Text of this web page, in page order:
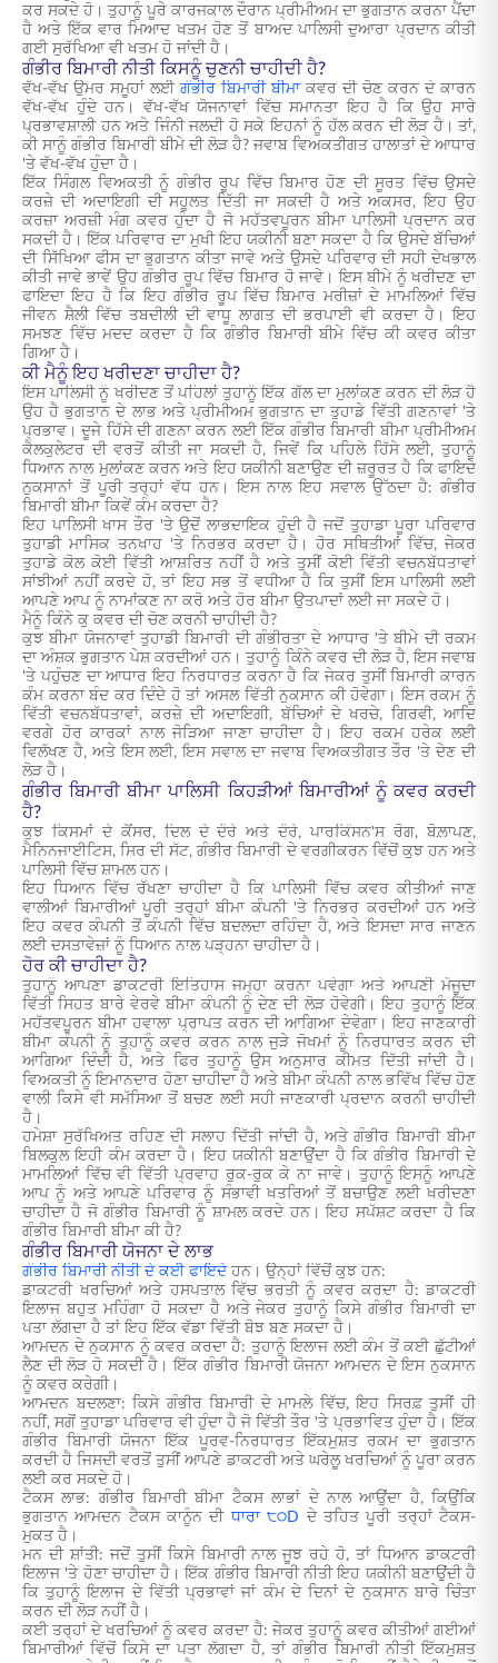
ਕਰ ਸਕਦੇ ਹੋ। ਤੁਹਾਨੂੰ ਪੂਰੇ ਕਾਰਜਕਾਲ ਦੌਰਾਨ ਪ੍ਰੀਮੀਅਮ ਦਾ ਭੁਗਤਾਨ ਕਰਨਾ ਪੈਂਦਾ
ਹੈ ਅਤੇ ਇੱਕ ਵਾਰ ਮਿਆਦ ਖਤਮ ਹੋਣ ਤੋਂ ਬਾਅਦ ਪਾਲਿਸੀ ਦੁਆਰਾ ਪ੍ਰਦਾਨ ਕੀਤੀ
ਗਈ ਸੁਰੱਖਿਆ ਵੀ ਖਤਮ ਹੋ ਜਾਂਦੀ ਹੈ।
ਗੰਭੀਰ ਬਿਮਾਰੀ ਨੀਤੀ ਕਿਸਨੂੰ ਚੁਣਨੀ ਚਾਹੀਦੀ ਹੈ?
ਵੱਖ-ਵੱਖ ਉਮਰ ਸਮੂਹਾਂ ਲਈ ਗੰਭੀਰ ਬਿਮਾਰੀ ਬੀਮਾਕਵਰ ਦੀ ਚੋਣ ਕਰਨ ਦੇ ਕਾਰਨ
ਵੱਖ-ਵੱਖ ਹੁੰਦੇ ਹਨ। ਵੱਖ-ਵੱਖ ਯੋਜਨਾਵਾਂ ਵਿੱਚ ਸਮਾਨਤਾ ਇਹ ਹੈ ਕਿ ਉਹ ਸਾਰੇ
ਪ੍ਰਭਾਵਸ਼ਾਲੀ ਹਨ ਅਤੇ ਜਿੰਨੀ ਜਲਦੀ ਹੋ ਸਕੇ ਇਹਨਾਂ ਨੂੰ ਹੱਲ ਕਰਨ ਦੀ ਲੋੜ ਹੈ। ਤਾਂ,
ਕੀ ਸਾਨੂੰ ਗੰਭੀਰ ਬਿਮਾਰੀ ਬੀਮੇ ਦੀ ਲੋੜ ਹੈ? ਜਵਾਬ ਵਿਅਕਤੀਗਤ ਹਾਲਾਤਾਂ ਦੇ ਆਧਾਰ
'ਤੇ ਵੱਖ-ਵੱਖ ਹੁੰਦਾ ਹੈ।
ਇੱਕ ਸਿੰਗਲ ਵਿਅਕਤੀ ਨੂੰ ਗੰਭੀਰ ਰੂਪ ਵਿੱਚ ਬਿਮਾਰ ਹੋਣ ਦੀ ਸੂਰਤ ਵਿੱਚ ਉਸਦੇ
ਕਰਜ਼ੇ ਦੀ ਅਦਾਇਗੀ ਦੀ ਸਹੂਲਤ ਦਿੱਤੀ ਜਾ ਸਕਦੀ ਹੈ ਅਤੇ ਅਕਸਰ, ਇਹ ਉਹ
ਕਰਜ਼ਾ ਅਰਜ਼ੀ ਮੰਗ ਕਵਰ ਹੁੰਦਾ ਹੈ ਜੋ ਮਹੱਤਵਪੂਰਨ ਬੀਮਾ ਪਾਲਿਸੀ ਪ੍ਰਦਾਨ ਕਰ
ਸਕਦੀ ਹੈ। ਇੱਕ ਪਰਿਵਾਰ ਦਾ ਮੁਖੀ ਇਹ ਯਕੀਨੀ ਬਣਾ ਸਕਦਾ ਹੈ ਕਿ ਉਸਦੇ ਬੱਚਿਆਂ
ਦੀ ਸਿੱਖਿਆ ਫੀਸ ਦਾ ਭੁਗਤਾਨ ਕੀਤਾ ਜਾਵੇ ਅਤੇ ਉਸਦੇ ਪਰਿਵਾਰ ਦੀ ਸਹੀ ਦੇਖਭਾਲ
ਕੀਤੀ ਜਾਵੇ ਭਾਵੇਂ ਉਹ ਗੰਭੀਰ ਰੂਪ ਵਿੱਚ ਬਿਮਾਰ ਹੋ ਜਾਵੇ। ਇਸ ਬੀਮੇ ਨੂੰ ਖਰੀਦਣ ਦਾ
ਫਾਇਦਾ ਇਹ ਹੈ ਕਿ ਇਹ ਗੰਭੀਰ ਰੂਪ ਵਿੱਚ ਬਿਮਾਰ ਮਰੀਜ਼ਾਂ ਦੇ ਮਾਮਲਿਆਂ ਵਿੱਚ
ਜੀਵਨ ਸ਼ੈਲੀ ਵਿੱਚ ਤਬਦੀਲੀ ਦੀ ਵਾਧੂ ਲਾਗਤ ਦੀ ਭਰਪਾਈ ਵੀ ਕਰਦਾ ਹੈ। ਇਹ
ਸਮਝਣ ਵਿੱਚ ਮਦਦ ਕਰਦਾ ਹੈ ਕਿ ਗੰਭੀਰ ਬਿਮਾਰੀ ਬੀਮੇ ਵਿੱਚ ਕੀ ਕਵਰ ਕੀਤਾ
ਗਿਆ ਹੈ।
ਕੀ ਮੈਨੂੰ ਇਹ ਖਰੀਦਣਾ ਚਾਹੀਦਾ ਹੈ?
ਇਸ ਪਾਲਿਸੀ ਨੂੰ ਖਰੀਦਣ ਤੋਂ ਪਹਿਲਾਂ ਤੁਹਾਨੂੰ ਇੱਕ ਗੱਲ ਦਾ ਮੁਲਾਂਕਣ ਕਰਨ ਦੀ ਲੋੜ ਹੈ
ਉਹ ਹੈ ਭੁਗਤਾਨ ਦੇ ਲਾਭ ਅਤੇ ਪ੍ਰੀਮੀਅਮ ਭੁਗਤਾਨ ਦਾ ਤੁਹਾਡੇ ਵਿੱਤੀ ਗਣਨਾਵਾਂ 'ਤੇ
ਪ੍ਰਭਾਵ। ਦੂਜੇ ਹਿੱਸੇ ਦੀ ਗਣਨਾ ਕਰਨ ਲਈ ਇੱਕ ਗੰਭੀਰ ਬਿਮਾਰੀ ਬੀਮਾ ਪ੍ਰੀਮੀਅਮ
ਕੈਲਕੁਲੇਟਰ ਦੀ ਵਰਤੋਂ ਕੀਤੀ ਜਾ ਸਕਦੀ ਹੈ, ਜਿਵੇਂ ਕਿ ਪਹਿਲੇ ਹਿੱਸੇ ਲਈ, ਤੁਹਾਨੂੰ
ਧਿਆਨ ਨਾਲ ਮੁਲਾਂਕਣ ਕਰਨ ਅਤੇ ਇਹ ਯਕੀਨੀ ਬਣਾਉਣ ਦੀ ਜ਼ਰੂਰਤ ਹੈ ਕਿ ਫਾਇਦੇ
ਨੁਕਸਾਨਾਂ ਤੋਂ ਪੂਰੀ ਤਰ੍ਹਾਂ ਵੱਧ ਹਨ। ਇਸ ਨਾਲ ਇਹ ਸਵਾਲ ਉੱਠਦਾ ਹੈ: ਗੰਭੀਰ
ਬਿਮਾਰੀ ਬੀਮਾ ਕਿਵੇਂ ਕੰਮ ਕਰਦਾ ਹੈ?
ਇਹ ਪਾਲਿਸੀ ਖਾਸ ਤੌਰ 'ਤੇ ਉਦੋਂ ਲਾਭਦਾਇਕ ਹੁੰਦੀ ਹੈ ਜਦੋਂ ਤੁਹਾਡਾ ਪੂਰਾ ਪਰਿਵਾਰ
ਤੁਹਾਡੀ ਮਾਸਿਕ ਤਨਖਾਹ 'ਤੇ ਨਿਰਭਰ ਕਰਦਾ ਹੈ। ਹੋਰ ਸਥਿਤੀਆਂ ਵਿੱਚ, ਜੇਕਰ
ਤੁਹਾਡੇ ਕੋਲ ਕੋਈ ਵਿੱਤੀ ਆਸ਼ਰਿਤ ਨਹੀਂ ਹੈ ਅਤੇ ਤੁਸੀਂ ਕੋਈ ਵਿੱਤੀ ਵਚਨਬੱਧਤਾਵਾਂ
ਸਾਂਝੀਆਂ ਨਹੀਂ ਕਰਦੇ ਹੋ, ਤਾਂ ਇਹ ਸਭ ਤੋਂ ਵਧੀਆ ਹੈ ਕਿ ਤੁਸੀਂ ਇਸ ਪਾਲਿਸੀ ਲਈ
ਆਪਣੇ ਆਪ ਨੂੰ ਨਾਮਾਂਕਣ ਨਾ ਕਰੋ ਅਤੇ ਹੋਰ ਬੀਮਾ ਉਤਪਾਦਾਂ ਲਈ ਜਾ ਸਕਦੇ ਹੋ।
ਮੈਨੂੰ ਕਿੰਨੇ ਕੁ ਕਵਰ ਦੀ ਚੋਣ ਕਰਨੀ ਚਾਹੀਦੀ ਹੈ?
ਕੁਝ ਬੀਮਾ ਯੋਜਨਾਵਾਂ ਤੁਹਾਡੀ ਬਿਮਾਰੀ ਦੀ ਗੰਭੀਰਤਾ ਦੇ ਆਧਾਰ 'ਤੇ ਬੀਮੇ ਦੀ ਰਕਮ
ਦਾ ਅੰਸ਼ਕ ਭੁਗਤਾਨ ਪੇਸ਼ ਕਰਦੀਆਂ ਹਨ। ਤੁਹਾਨੂੰ ਕਿੰਨੇ ਕਵਰ ਦੀ ਲੋੜ ਹੈ, ਇਸ ਜਵਾਬ
'ਤੇ ਪਹੁੰਚਣ ਦਾ ਆਧਾਰ ਇਹ ਨਿਰਧਾਰਤ ਕਰਨਾ ਹੈ ਕਿ ਜੇਕਰ ਤੁਸੀਂ ਬਿਮਾਰੀ ਕਾਰਨ
ਕੰਮ ਕਰਨਾ ਬੰਦ ਕਰ ਦਿੰਦੇ ਹੋ ਤਾਂ ਅਸਲ ਵਿੱਤੀ ਨੁਕਸਾਨ ਕੀ ਹੋਵੇਗਾ। ਇਸ ਰਕਮ ਨੂੰ
ਵਿੱਤੀ ਵਚਨਬੱਧਤਾਵਾਂ, ਕਰਜ਼ੇ ਦੀ ਅਦਾਇਗੀ, ਬੱਚਿਆਂ ਦੇ ਖਰਚੇ, ਗਿਰਵੀ, ਆਦਿ
ਵਰਗੇ ਹੋਰ ਕਾਰਕਾਂ ਨਾਲ ਜੋੜਿਆ ਜਾਣਾ ਚਾਹੀਦਾ ਹੈ। ਇਹ ਰਕਮ ਹਰੇਕ ਲਈ
ਵਿਲੱਖਣ ਹੈ, ਅਤੇ ਇਸ ਲਈ, ਇਸ ਸਵਾਲ ਦਾ ਜਵਾਬ ਵਿਅਕਤੀਗਤ ਤੌਰ 'ਤੇ ਦੇਣ ਦੀ
ਲੋੜ ਹੈ।
ਗੰਭੀਰ ਬਿਮਾਰੀ ਬੀਮਾ ਪਾਲਿਸੀ ਕਿਹੜੀਆਂ ਬਿਮਾਰੀਆਂ ਨੂੰ ਕਵਰ ਕਰਦੀ
ਹੈ?
ਕੁਝ ਕਿਸਮਾਂ ਦੇ ਕੈਂਸਰ, ਦਿਲ ਦੇ ਦੌਰੇ ਅਤੇ ਦੌਰੇ, ਪਾਰਕਿੰਸਨ'ਸ ਰੋਗ, ਬੋਲ਼ਾਪਣ,
ਮੈਨਿਨਜਾਈਟਿਸ, ਸਿਰ ਦੀ ਸੱਟ, ਗੰਭੀਰ ਬਿਮਾਰੀ ਦੇ ਵਰਗੀਕਰਨ ਵਿੱਚੋਂ ਕੁਝ ਹਨ ਅਤੇ
ਪਾਲਿਸੀ ਵਿੱਚ ਸ਼ਾਮਲ ਹਨ।
ਇਹ ਧਿਆਨ ਵਿੱਚ ਰੱਖਣਾ ਚਾਹੀਦਾ ਹੈ ਕਿ ਪਾਲਿਸੀ ਵਿੱਚ ਕਵਰ ਕੀਤੀਆਂ ਜਾਣ
ਵਾਲੀਆਂ ਬਿਮਾਰੀਆਂ ਪੂਰੀ ਤਰ੍ਹਾਂ ਬੀਮਾ ਕੰਪਨੀ 'ਤੇ ਨਿਰਭਰ ਕਰਦੀਆਂ ਹਨ ਅਤੇ
ਇਹ ਕਵਰ ਕੰਪਨੀ ਤੋਂ ਕੰਪਨੀ ਵਿੱਚ ਬਦਲਦਾ ਰਹਿੰਦਾ ਹੈ, ਅਤੇ ਇਸਦਾ ਸਾਰ ਜਾਣਨ
ਲਈ ਦਸਤਾਵੇਜ਼ਾਂ ਨੂੰ ਧਿਆਨ ਨਾਲ ਪੜ੍ਹਨਾ ਚਾਹੀਦਾ ਹੈ।
ਹੋਰ ਕੀ ਚਾਹੀਦਾ ਹੈ?
ਤੁਹਾਨੂੰ ਆਪਣਾ ਡਾਕਟਰੀ ਇਤਿਹਾਸ ਜਮ੍ਹਾ ਕਰਨਾ ਪਵੇਗਾ ਅਤੇ ਆਪਣੀ ਮੌਜੂਦਾ
ਵਿੱਤੀ ਸਿਹਤ ਬਾਰੇ ਵੇਰਵੇ ਬੀਮਾ ਕੰਪਨੀ ਨੂੰ ਦੇਣ ਦੀ ਲੋੜ ਹੋਵੇਗੀ। ਇਹ ਤੁਹਾਨੂੰ ਇੱਕ
ਮਹੱਤਵਪੂਰਨ ਬੀਮਾ ਹਵਾਲਾ ਪ੍ਰਾਪਤ ਕਰਨ ਦੀ ਆਗਿਆ ਦੇਵੇਗਾ। ਇਹ ਜਾਣਕਾਰੀ
ਬੀਮਾ ਕੰਪਨੀ ਨੂੰ ਤੁਹਾਨੂੰ ਕਵਰ ਕਰਨ ਨਾਲ ਜੁੜੇ ਜੋਖਮਾਂ ਨੂੰ ਨਿਰਧਾਰਤ ਕਰਨ ਦੀ
ਆਗਿਆ ਦਿੰਦੀ ਹੈ, ਅਤੇ ਫਿਰ ਤੁਹਾਨੂੰ ਉਸ ਅਨੁਸਾਰ ਕੀਮਤ ਦਿੱਤੀ ਜਾਂਦੀ ਹੈ।
ਵਿਅਕਤੀ ਨੂੰ ਇਮਾਨਦਾਰ ਹੋਣਾ ਚਾਹੀਦਾ ਹੈ ਅਤੇ ਬੀਮਾ ਕੰਪਨੀ ਨਾਲ ਭਵਿੱਖ ਵਿੱਚ ਹੋਣ
ਵਾਲੀ ਕਿਸੇ ਵੀ ਸਮੱਸਿਆ ਤੋਂ ਬਚਣ ਲਈ ਸਹੀ ਜਾਣਕਾਰੀ ਪ੍ਰਦਾਨ ਕਰਨੀ ਚਾਹੀਦੀ
ਹੈ।
ਹਮੇਸ਼ਾ ਸੁਰੱਖਿਅਤ ਰਹਿਣ ਦੀ ਸਲਾਹ ਦਿੱਤੀ ਜਾਂਦੀ ਹੈ, ਅਤੇ ਗੰਭੀਰ ਬਿਮਾਰੀ ਬੀਮਾ
ਬਿਲਕੁਲ ਇਹੀ ਕੰਮ ਕਰਦਾ ਹੈ। ਇਹ ਯਕੀਨੀ ਬਣਾਉਂਦਾ ਹੈ ਕਿ ਗੰਭੀਰ ਬਿਮਾਰੀ ਦੇ
ਮਾਮਲਿਆਂ ਵਿੱਚ ਵੀ ਵਿੱਤੀ ਪ੍ਰਵਾਹ ਰੁਕ-ਰੁਕ ਕੇ ਨਾ ਜਾਵੇ। ਤੁਹਾਨੂੰ ਇਸਨੂੰ ਆਪਣੇ
ਆਪ ਨੂੰ ਅਤੇ ਆਪਣੇ ਪਰਿਵਾਰ ਨੂੰ ਸੰਭਾਵੀ ਖਤਰਿਆਂ ਤੋਂ ਬਚਾਉਣ ਲਈ ਖਰੀਦਣਾ
ਚਾਹੀਦਾ ਹੈ ਜੋ ਗੰਭੀਰ ਬਿਮਾਰੀ ਨੂੰ ਸ਼ਾਮਲ ਕਰਦੇ ਹਨ। ਇਹ ਸਪੱਸ਼ਟ ਕਰਦਾ ਹੈ ਕਿ
ਗੰਭੀਰ ਬਿਮਾਰੀ ਬੀਮਾ ਕੀ ਹੈ?
ਗੰਭੀਰ ਬਿਮਾਰੀ ਯੋਜਨਾ ਦੇ ਲਾਭ
ਗੰਭੀਰ ਬਿਮਾਰੀ ਨੀਤੀ ਦੇ ਕਈ ਫਾਇਦੇਹਨ। ਉਨ੍ਹਾਂ ਵਿੱਚੋਂ ਕੁਝ ਹਨ:
ਡਾਕਟਰੀ ਖਰਚਿਆਂ ਅਤੇ ਹਸਪਤਾਲ ਵਿੱਚ ਭਰਤੀ ਨੂੰ ਕਵਰ ਕਰਦਾ ਹੈ: ਡਾਕਟਰੀ
ਇਲਾਜ ਬਹੁਤ ਮਹਿੰਗਾ ਹੋ ਸਕਦਾ ਹੈ ਅਤੇ ਜੇਕਰ ਤੁਹਾਨੂੰ ਕਿਸੇ ਗੰਭੀਰ ਬਿਮਾਰੀ ਦਾ
ਪਤਾ ਲੱਗਦਾ ਹੈ ਤਾਂ ਇਹ ਇੱਕ ਵੱਡਾ ਵਿੱਤੀ ਬੋਝ ਬਣ ਸਕਦਾ ਹੈ।
ਆਮਦਨ ਦੇ ਨੁਕਸਾਨ ਨੂੰ ਕਵਰ ਕਰਦਾ ਹੈ: ਤੁਹਾਨੂੰ ਇਲਾਜ ਲਈ ਕੰਮ ਤੋਂ ਕਈ ਛੁੱਟੀਆਂ
ਲੈਣ ਦੀ ਲੋੜ ਹੋ ਸਕਦੀ ਹੈ। ਇੱਕ ਗੰਭੀਰ ਬਿਮਾਰੀ ਯੋਜਨਾ ਆਮਦਨ ਦੇ ਇਸ ਨੁਕਸਾਨ
ਨੂੰ ਕਵਰ ਕਰੇਗੀ।
ਆਮਦਨ ਬਦਲਣਾ: ਕਿਸੇ ਗੰਭੀਰ ਬਿਮਾਰੀ ਦੇ ਮਾਮਲੇ ਵਿੱਚ, ਇਹ ਸਿਰਫ਼ ਤੁਸੀਂ ਹੀ
ਨਹੀਂ, ਸਗੋਂ ਤੁਹਾਡਾ ਪਰਿਵਾਰ ਵੀ ਹੁੰਦਾ ਹੈ ਜੋ ਵਿੱਤੀ ਤੌਰ 'ਤੇ ਪ੍ਰਭਾਵਿਤ ਹੁੰਦਾ ਹੈ। ਇੱਕ
ਗੰਭੀਰ ਬਿਮਾਰੀ ਯੋਜਨਾ ਇੱਕ ਪੂਰਵ-ਨਿਰਧਾਰਤ ਇੱਕਮੁਸ਼ਤ ਰਕਮ ਦਾ ਭੁਗਤਾਨ
ਕਰਦੀ ਹੈ ਜਿਸਦੀ ਵਰਤੋਂ ਤੁਸੀਂ ਆਪਣੇ ਡਾਕਟਰੀ ਅਤੇ ਘਰੇਲੂ ਖਰਚਿਆਂ ਨੂੰ ਪੂਰਾ ਕਰਨ
ਲਈ ਕਰ ਸਕਦੇ ਹੋ।
ਟੈਕਸ ਲਾਭ: ਗੰਭੀਰ ਬਿਮਾਰੀ ਬੀਮਾ ਟੈਕਸ ਲਾਭਾਂ ਦੇ ਨਾਲ ਆਉਂਦਾ ਹੈ, ਕਿਉਂਕਿ
ਭੁਗਤਾਨ ਆਮਦਨ ਟੈਕਸ ਕਾਨੂੰਨ ਦੀਧਾਰਾ ੮੦D ਦੇ ਤਹਿਤ ਪੂਰੀ ਤਰ੍ਹਾਂ ਟੈਕਸ-
ਮੁਕਤ ਹੈ।
ਮਨ ਦੀ ਸ਼ਾਂਤੀ: ਜਦੋਂ ਤੁਸੀਂ ਕਿਸੇ ਬਿਮਾਰੀ ਨਾਲ ਜੂਝ ਰਹੇ ਹੋ, ਤਾਂ ਧਿਆਨ ਡਾਕਟਰੀ
ਇਲਾਜ 'ਤੇ ਹੋਣਾ ਚਾਹੀਦਾ ਹੈ। ਇੱਕ ਗੰਭੀਰ ਬਿਮਾਰੀ ਨੀਤੀ ਇਹ ਯਕੀਨੀ ਬਣਾਉਂਦੀ ਹੈ
ਕਿ ਤੁਹਾਨੂੰ ਇਲਾਜ ਦੇ ਵਿੱਤੀ ਪ੍ਰਭਾਵਾਂ ਜਾਂ ਕੰਮ ਦੇ ਦਿਨਾਂ ਦੇ ਨੁਕਸਾਨ ਬਾਰੇ ਚਿੰਤਾ
ਕਰਨ ਦੀ ਲੋੜ ਨਹੀਂ ਹੈ।
ਕਈ ਤਰ੍ਹਾਂ ਦੇ ਖਰਚਿਆਂ ਨੂੰ ਕਵਰ ਕਰਦਾ ਹੈ: ਜੇਕਰ ਤੁਹਾਨੂੰ ਕਵਰ ਕੀਤੀਆਂ ਗਈਆਂ
ਬਿਮਾਰੀਆਂ ਵਿੱਚੋਂ ਕਿਸੇ ਦਾ ਪਤਾ ਲੱਗਦਾ ਹੈ, ਤਾਂ ਗੰਭੀਰ ਬਿਮਾਰੀ ਨੀਤੀ ਇੱਕਮੁਸ਼ਤ